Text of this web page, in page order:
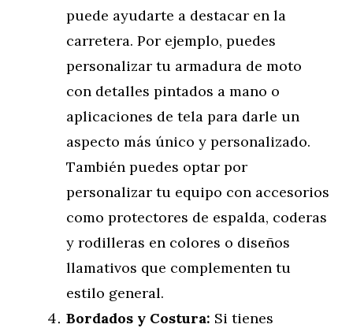
puede ayudarte a destacar en la
carretera. Por ejemplo, puedes
personalizar tu armadura de moto
con detalles pintados a mano o
aplicaciones de tela para darle un
aspecto más único y personalizado.
También puedes optar por
personalizar tu equipo con accesorios
como protectores de espalda, coderas
y rodilleras en colores o diseños
llamativos que complementen tu
estilo general.
Bordados y Costura: Si tienes